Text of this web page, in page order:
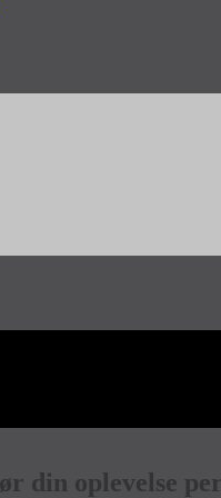
din oplevelse